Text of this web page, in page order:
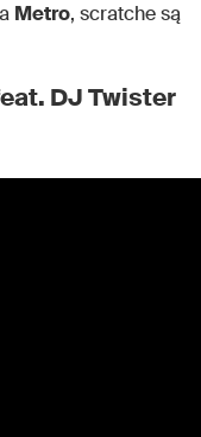
Metro, scratche są
DJ Twister